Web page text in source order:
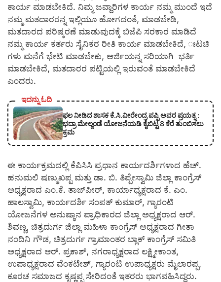
ಕಾರ್ಯ ಮಾಡಬೇಕಿದೆ. ನಿಮ್ಮ ಜವ್ದಾರಿಗಳ ಕಾರ್ಯ ನಮ್ಮ ಮುಂದೆ ಇದೆ
ನಮ್ಮ ಮತದಾರರನ್ನ ಇಲ್ಲಿಯೂ ಹೋಗದಂತೆ, ಮಾಡಬೇಡಿ,
ಮತದಾರದ ಪರಿಷ್ಕರಣೆ ಮಾಡುವುದಕ್ಕೆ ಬಿಜೆಪಿ ಸರಕಾರ ಮಾಡಿದೆ
ನಮ್ಮ ಕಾರ್ಯ ಕರ್ತರು ಸೈನಿಕರ ರೀತಿ ಕಾರ್ಯ ಮಾಡಬೇಕಿದೆ, ಃಟಚಿ
ಗಳು ಮನೆಗೆ ಭೇಟಿ ಮಾಡಬೇಕು, ಅರ್ಜಿಯನ್ನ ಸರಿಯಾಗಿ ಭರ್ತಿ
ಮಾಡಬೇಕಿದೆ, ಮತದಾರರ ಪಟ್ಟಿಯಲ್ಲಿ ಇರುವಂತೆ ಮಾಡಬೇಕಿದೆ
ಎಂದರು.
ಇದನ್ನು ಓದಿ
ಫಲ ನೀಡಿದ ಶಾಸಕ ಕೆ.ಸಿ.ವೀರೇಂದ್ರ ಪಪ್ಪಿ ಅವರ ಪ್ರಯತ್ನ :
ಭದ್ರಾ ಮೇಲ್ದಂಡೆ ಯೋಜನೆಯಡಿ ಕೈಬಿಟ್ಟ 8 ಕೆರೆ ತುಂಬಿಸಲು
ಕ್ರಮ
ಈ ಕಾರ್ಯಕ್ರಮದಲ್ಲಿ ಕೆಪಿಸಿಸಿ ಪ್ರಧಾನ ಕಾರ್ಯದರ್ಶಿಗಳಾದ ಹೆಚ್.
ಹನುಮಲಿ ಷಣ್ಮುಖಪ್ಪ ಮತ್ತು ಡಾ. ಬಿ. ತಿಪ್ಪೇಸ್ವಾಮಿ ಜಿಲ್ಲಾ ಕಾಂಗ್ರೆಸ್
ಅಧ್ಯಕ್ಷರಾದ ಎಂ.ಕೆ. ತಾಜ್‍ಪೀರ್, ಕಾರ್ಯಾಧ್ಯಕ್ಷರಾದ ಕೆ. ಎಂ.
ಹಾಲಸ್ವಾಮಿ, ಕಾರ್ಯದರ್ಶಿ ಸಂಪತ್ ಕುಮಾರ್, ಗ್ಯಾರಂಟಿ
ಯೋಜನೆಗಳ ಅನುಷ್ಠಾನ ಪ್ರಾಧಿಕಾರದ ಜಿಲ್ಲಾ ಅಧ್ಯಕ್ಷರಾದ ಆರ್.
ಶಿವಣ್ಣ, ಚಿತ್ರದುರ್ಗ ಜಿಲ್ಲಾ ಮಹಿಳಾ ಕಾಂಗ್ರೆಸ್ ಅಧ್ಯಕ್ಷರಾದ ಗೀತಾ
ನಂದಿನಿ ಗೌಡ, ಚಿತ್ರದುರ್ಗ ಗ್ರಾಮಾಂತರ ಬ್ಲಾಕ್ ಕಾಂಗ್ರೆಸ್ ಸಮಿತಿ
ಅಧ್ಯಕ್ಷರಾದ ಆರ್. ಪ್ರಕಾಶ್, ನಗರಾಧ್ಯಕ್ಷರಾದ ಲಕ್ಷ್ಮೀಕಾಂತ,
ಉಪಾಧ್ಯಕ್ಷರಾದ ವೆಂಕಟೇಶ್, ಗ್ಯಾರಂಟಿ ಉಪಾಧ್ಯಕ್ಷರು ಮೈಲಾರಪ್ಪ,
ಕೂರಚ ಸಮಾಜದ ಕೃಷ್ಣಪ್ಪ ಸೇರಿದಂತೆ ಇತರರು ಭಾಗವಹಿಸಿದ್ದರು.